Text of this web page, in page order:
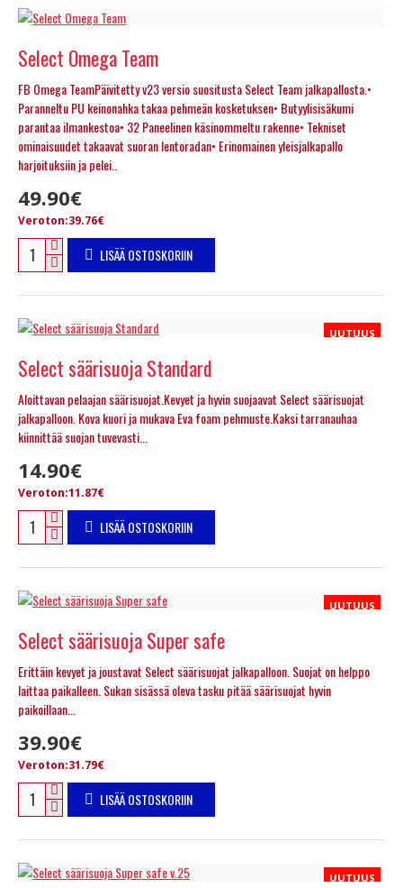
Select Omega Team
FB Omega TeamPäivitetty v23 versio suositusta Select Team jalkapallosta.•
Paranneltu PU keinonahka takaa pehmeän kosketuksen• Butyylisisäkumi
parantaa ilmankestoa• 32 Paneelinen käsinommeltu rakenne• Tekniset
ominaisuudet takaavat suoran lentoradan• Erinomainen yleisjalkapallo
harjoituksiin ja pelei..
49.90€
Veroton:39.76€
LISÄÄ OSTOSKORIIN
UUTUUS
Select säärisuoja Standard
Aloittavan pelaajan säärisuojat.Kevyet ja hyvin suojaavat Select säärisuojat
jalkapalloon. Kova kuori ja mukava Eva foam pehmuste.Kaksi tarranauhaa
kiinnittää suojan tuvevasti...
14.90€
Veroton:11.87€
LISÄÄ OSTOSKORIIN
UUTUUS
Select säärisuoja Super safe
Erittäin kevyet ja joustavat Select säärisuojat jalkapalloon. Suojat on helppo
laittaa paikalleen. Sukan sisässä oleva tasku pitää säärisuojat hyvin
paikoillaan...
39.90€
Veroton:31.79€
LISÄÄ OSTOSKORIIN
UUTUUS